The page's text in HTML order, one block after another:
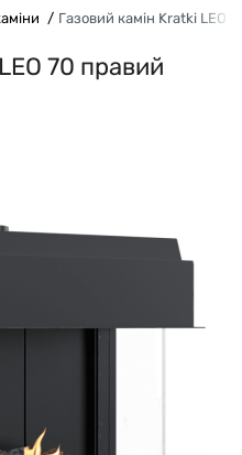
Газовий камін Kratki LEO
70 правий